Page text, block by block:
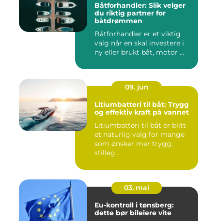
Båtforhandler: Slik velger
du riktig partner for
båtdrømmen
Båtforhandler er et viktig
valg når en skal investere i
ny eller brukt båt, motor ...
09. jun
Litiumbatteri til båt: Trygg
og effektiv kraft på vannet
Litiumbatteri til båt er blitt
et naturlig valg for mange
som ønsker mer trygg,
stilleg...
03. mai
Eu-kontroll i tønsberg:
dette bør bileiere vite